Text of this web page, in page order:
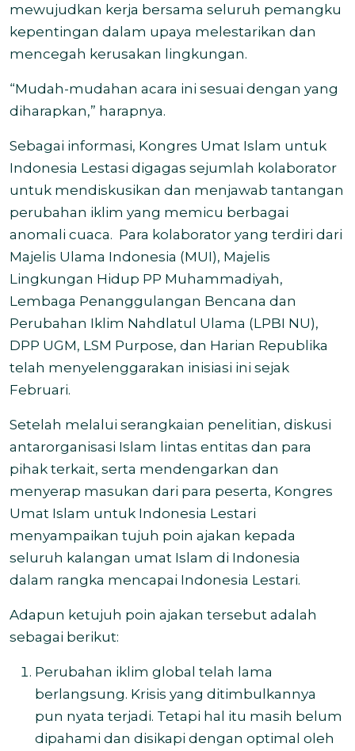
mewujudkan kerja bersama seluruh pemangku
kepentingan dalam upaya melestarikan dan
mencegah kerusakan lingkungan.
“Mudah-mudahan acara ini sesuai dengan yang
diharapkan,” harapnya.
Sebagai informasi, Kongres Umat Islam untuk
Indonesia Lestasi digagas sejumlah kolaborator
untuk mendiskusikan dan menjawab tantangan
perubahan iklim yang memicu berbagai
anomali cuaca. Para kolaborator yang terdiri dari
Majelis Ulama Indonesia (MUI), Majelis
Lingkungan Hidup PP Muhammadiyah,
Lembaga Penanggulangan Bencana dan
Perubahan Iklim Nahdlatul Ulama (LPBI NU),
DPP UGM, LSM Purpose, dan Harian Republika
telah menyelenggarakan inisiasi ini sejak
Februari.
Setelah melalui serangkaian penelitian, diskusi
antarorganisasi Islam lintas entitas dan para
pihak terkait, serta mendengarkan dan
menyerap masukan dari para peserta, Kongres
Umat Islam untuk Indonesia Lestari
menyampaikan tujuh poin ajakan kepada
seluruh kalangan umat Islam di Indonesia
dalam rangka mencapai Indonesia Lestari.
Adapun ketujuh poin ajakan tersebut adalah
sebagai berikut:
Perubahan iklim global telah lama
berlangsung. Krisis yang ditimbulkannya
pun nyata terjadi. Tetapi hal itu masih belum
dipahami dan disikapi dengan optimal oleh